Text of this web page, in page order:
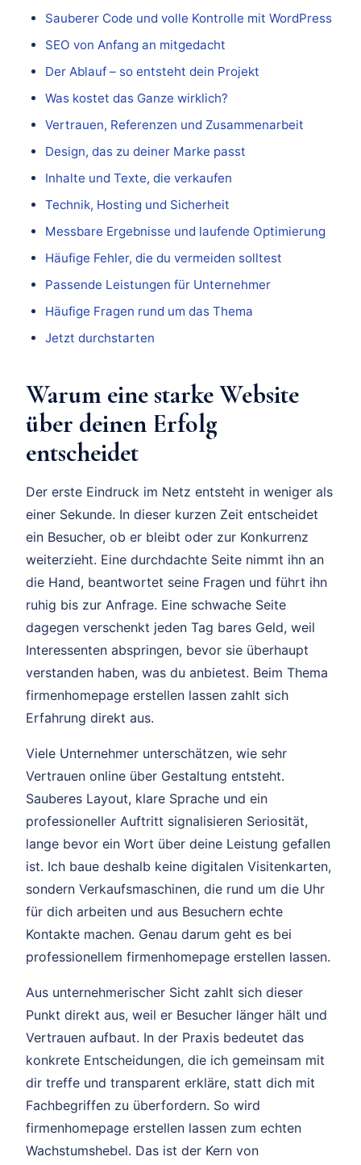
Sauberer Code und volle Kontrolle mit WordPress
SEO von Anfang an mitgedacht
Der Ablauf – so entsteht dein Projekt
Was kostet das Ganze wirklich?
Vertrauen, Referenzen und Zusammenarbeit
Design, das zu deiner Marke passt
Inhalte und Texte, die verkaufen
Technik, Hosting und Sicherheit
Messbare Ergebnisse und laufende Optimierung
Häufige Fehler, die du vermeiden solltest
Passende Leistungen für Unternehmer
Häufige Fragen rund um das Thema
Jetzt durchstarten
Warum eine starke Website
über deinen Erfolg
entscheidet
Der erste Eindruck im Netz entsteht in weniger als
einer Sekunde. In dieser kurzen Zeit entscheidet
ein Besucher, ob er bleibt oder zur Konkurrenz
weiterzieht. Eine durchdachte Seite nimmt ihn an
die Hand, beantwortet seine Fragen und führt ihn
ruhig bis zur Anfrage. Eine schwache Seite
dagegen verschenkt jeden Tag bares Geld, weil
Interessenten abspringen, bevor sie überhaupt
verstanden haben, was du anbietest. Beim Thema
firmenhomepage erstellen lassen zahlt sich
Erfahrung direkt aus.
Viele Unternehmer unterschätzen, wie sehr
Vertrauen online über Gestaltung entsteht.
Sauberes Layout, klare Sprache und ein
professioneller Auftritt signalisieren Seriosität,
lange bevor ein Wort über deine Leistung gefallen
ist. Ich baue deshalb keine digitalen Visitenkarten,
sondern Verkaufsmaschinen, die rund um die Uhr
für dich arbeiten und aus Besuchern echte
Kontakte machen. Genau darum geht es bei
professionellem firmenhomepage erstellen lassen.
Aus unternehmerischer Sicht zahlt sich dieser
Punkt direkt aus, weil er Besucher länger hält und
Vertrauen aufbaut. In der Praxis bedeutet das
konkrete Entscheidungen, die ich gemeinsam mit
dir treffe und transparent erkläre, statt dich mit
Fachbegriffen zu überfordern. So wird
firmenhomepage erstellen lassen zum echten
Wachstumshebel. Das ist der Kern von